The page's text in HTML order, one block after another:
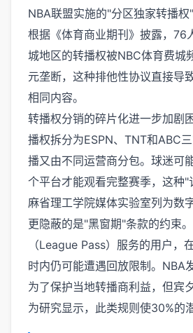
NBA联盟实施的"分区独家转播权
根据《体育商业期刊》披露，76
城地区的转播权被NBC体育费城
元垄断，这种排他性协议直接导
相同内容。
转播权分销的碎片化进一步加剧
播权拆分为ESPN、TNT和ABC
播又由不同运营商分包。球迷可
个平台才能观看完整赛季，这种
麻省理工学院媒体实验室列为数
更隐蔽的是"黑窗期"条款的约束
（League Pass）服务的用户，
时内仍可能遭遇回放限制。NBA
为了保护当地转播商利益，但宾
为研究显示，此类规则使30%的